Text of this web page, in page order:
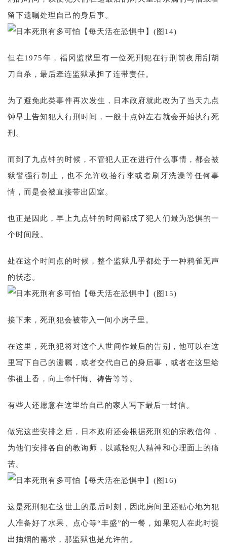
留下遗嘱处理自己的身后事。
但在1975年，福冈监狱里有一位死刑犯在行刑前夜用刮胡
刀自杀，最后牵连监狱承担了连带责任。
为了避免此类事件再次发生，日本政府就此改为了当天九点
钟早上告知犯人行刑时间，一般十点钟左右就会开始执行死
刑。
而到了九点钟的时候，不管犯人正在进行什么事情，都会被
狱警强行制止，也不允许收拾行李或者刷牙洗澡等任何事
情，而是会被直接带出囚室。
也正是因此，早上九点钟的时间都成了犯人们最为恐惧的一
个时间段。
处在这个时间点的时候，整个监狱几乎都处于一种鸦雀无声
的状态。
接下来，死刑犯会被带入一间小房子里。
在这里，死刑犯将对这个人世间作最后的告别，他可以在这
里写下自己的遗嘱，或者交代自己的身后事，或者在这里给
佛祖上香，向上帝忏悔、祷告等等。
有些人还愿意在这里给自己的家人写下最后一封信。
做完这些安排之后，日本政府还会根据死刑犯的宗教信仰，
为他们安排各自的教诲师，以减轻犯人精神和心理面上的痛
苦。
这是死刑犯在这世上的最后时刻，因此房间里还贴心地为犯
人准备好了水果、点心等“丰盛”的一餐，如果犯人在此时提
出抽烟的需求，那监狱也是允许的。